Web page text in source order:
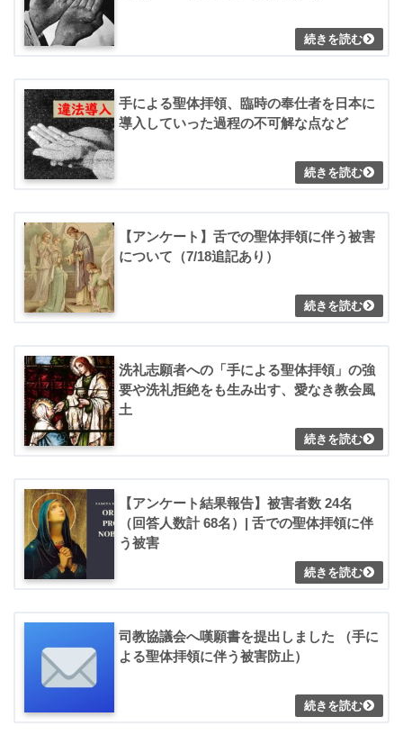
手による聖体拝領、臨時の奉仕者を日本に
導入していった過程の不可解な点など
【アンケート】舌での聖体拝領に伴う被害
について（7/18追記あり）
洗礼志願者への「手による聖体拝領」の強
要や洗礼拒絶をも生み出す、愛なき教会風
土
【アンケート結果報告】被害者数 24名
（回答人数計 68名）| 舌での聖体拝領に伴
う被害
司教協議会へ嘆願書を提出しました （手に
よる聖体拝領に伴う被害防止）